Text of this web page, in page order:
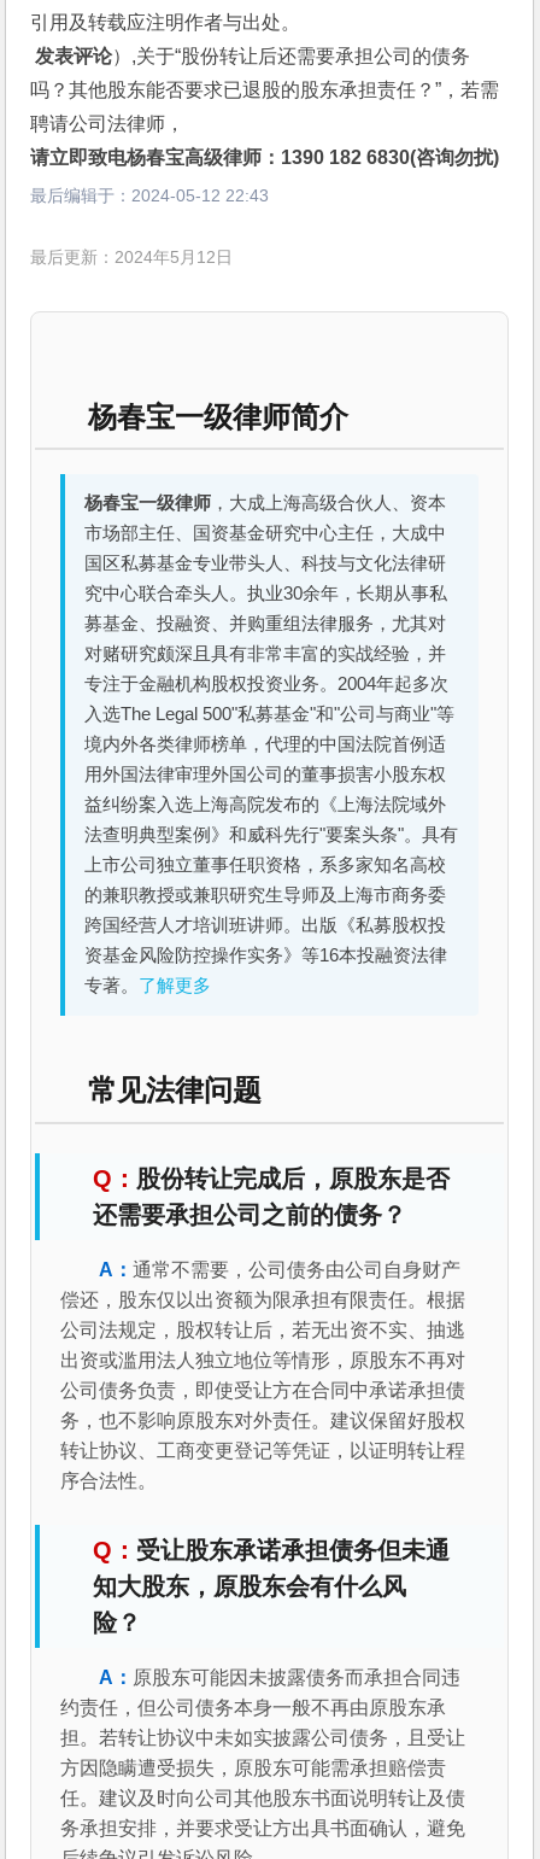
引用及转载应注明作者与出处。
发表评论）,关于“股份转让后还需要承担公司的债务
吗？其他股东能否要求已退股的股东承担责任？”，若需
聘请公司法律师，
请立即致电杨春宝高级律师：1390 182 6830(咨询勿扰)
最后编辑于： 2024-05-12 22:43
最后更新：2024年5月12日
杨春宝一级律师简介
杨春宝一级律师 ，大成上海高级合伙人、资本
市场部主任、国资基金研究中心主任，大成中
国区私募基金专业带头人、科技与文化法律研
究中心联合牵头人。执业30余年，长期从事私
募基金、投融资、并购重组法律服务，尤其对
对赌研究颇深且具有非常丰富的实战经验，并
专注于金融机构股权投资业务。2004年起多次
入选The Legal 500"私募基金"和"公司与商业"等
境内外各类律师榜单，代理的中国法院首例适
用外国法律审理外国公司的董事损害小股东权
益纠纷案入选上海高院发布的《上海法院域外
法查明典型案例》和威科先行"要案头条"。具有
上市公司独立董事任职资格，系多家知名高校
的兼职教授或兼职研究生导师及上海市商务委
跨国经营人才培训班讲师。出版《私募股权投
资基金风险防控操作实务》等16本投融资法律
专著。 了解更多
常见法律问题
股份转让完成后，原股东是否
还需要承担公司之前的债务？
通常不需要，公司债务由公司自身财产
偿还，股东仅以出资额为限承担有限责任。根据
公司法规定，股权转让后，若无出资不实、抽逃
出资或滥用法人独立地位等情形，原股东不再对
公司债务负责，即使受让方在合同中承诺承担债
务，也不影响原股东对外责任。建议保留好股权
转让协议、工商变更登记等凭证，以证明转让程
序合法性。
受让股东承诺承担债务但未通
知大股东，原股东会有什么风
险？
原股东可能因未披露债务而承担合同违
约责任，但公司债务本身一般不再由原股东承
担。若转让协议中未如实披露公司债务，且受让
方因隐瞒遭受损失，原股东可能需承担赔偿责
任。建议及时向公司其他股东书面说明转让及债
务承担安排，并要求受让方出具书面确认，避免